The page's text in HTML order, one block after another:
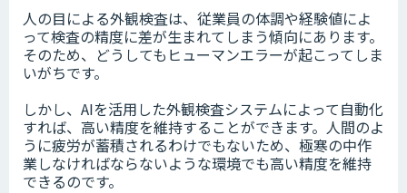
人の目による外観検査は、従業員の体調や経験値によ
って検査の精度に差が生まれてしまう傾向にあります。
そのため、どうしてもヒューマンエラーが起こってしま
いがちです。
しかし、AIを活用した外観検査システムによって自動化
すれば、高い精度を維持することができます。人間のよ
うに疲労が蓄積されるわけでもないため、極寒の中作
業しなければならないような環境でも高い精度を維持
できるのです。